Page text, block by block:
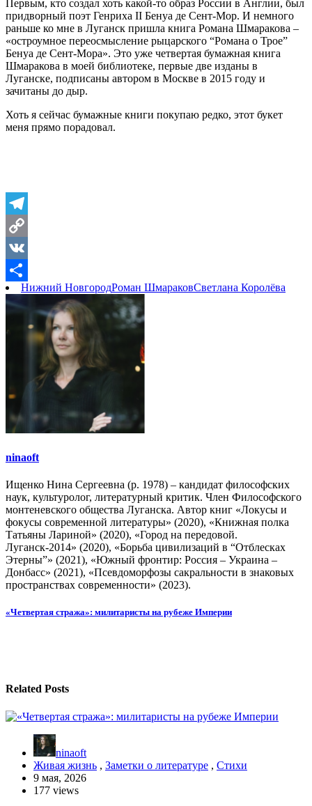
Первым, кто создал хоть какой-то образ России в Англии, был
придворный поэт Генриха II Бенуа де Сент-Мор. И немного
раньше ко мне в Луганск пришла книга Романа Шмаракова –
«остроумное переосмысление рыцарского “Романа о Трое”
Бенуа де Сент-Мора». Это уже четвертая бумажная книга
Шмаракова в моей библиотеке, первые две изданы в
Луганске, подписаны автором в Москве в 2015 году и
зачитаны до дыр.
Хоть я сейчас бумажные книги покупаю редко, этот букет
меня прямо порадовал.
Telegram
Copy
Link
VK
Отправить
Нижний НовгородРоман ШмараковСветлана Королёва
ninaoft
Ищенко Нина Сергеевна (р. 1978) – кандидат философских
наук, культуролог, литературный критик. Член Философского
монтеневского общества Луганска. Автор книг «Локусы и
фокусы современной литературы» (2020), «Книжная полка
Татьяны Лариной» (2020), «Город на передовой.
Луганск-2014» (2020), «Борьба цивилизаций в “Отблесках
Этерны”» (2021), «Южный фронтир: Россия – Украина –
Донбасс» (2021), «Псевдоморфозы сакральности в знаковых
пространствах современности» (2023).
Навигация
«Четвертая стража»: милитаристы на рубеже Империи
Related Posts
ninaoft
Живая жизнь , Заметки о литературе , Стихи
9 мая, 2026
177 views